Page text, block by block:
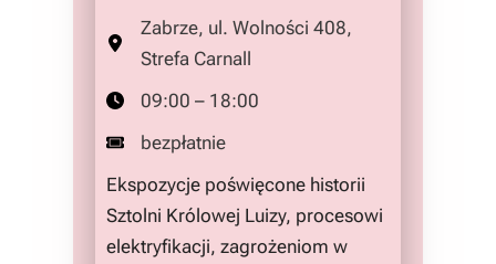
Zabrze, ul. Wolności 408,
Strefa Carnall
09:00 – 18:00
bezpłatnie
Ekspozycje poświęcone historii
Sztolni Królowej Luizy, procesowi
elektryfikacji, zagrożeniom w